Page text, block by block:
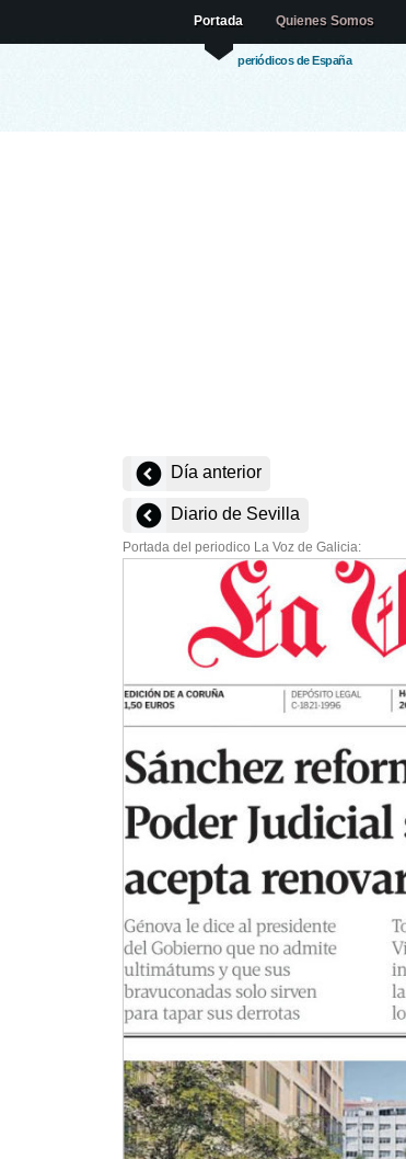
periódicos de España
Portada Quienes Somos
Día anterior
Diario de Sevilla
Portada del periodico La Voz de Galicia: